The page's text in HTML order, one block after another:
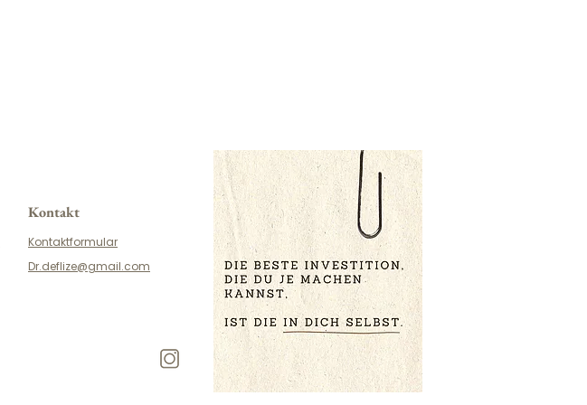
Kontakt
Kontaktformular
Dr.deflize@gmail.com